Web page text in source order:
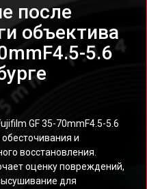
после
объектива
5.6
GF 35-70mmF4.5-5.6
и
восстановления.
оценку повреждений,
для